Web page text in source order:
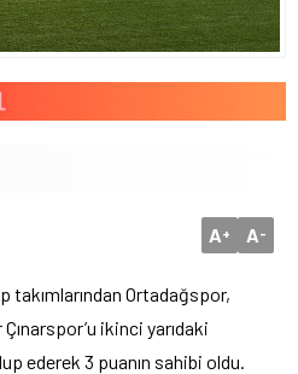
A+ A-
takımlarından Ortadağspor,
ikinci yarıdaki
ederek 3 puanın sahibi oldu.